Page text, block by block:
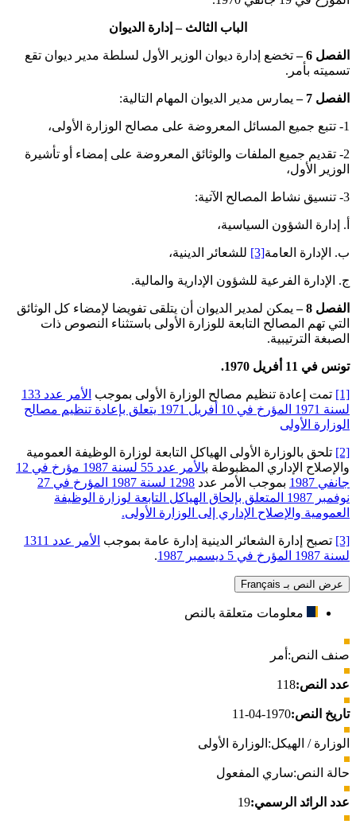
الباب الثالث – إدارة الديوان
الفصل 6 –
تخضع إدارة ديوان الوزير الأول لسلطة مدير ديوان تقع
تسميته بأمر.
الفصل 7 – يمارس مدير الديوان المهام التالية:
1- تتبع جميع المسائل المعروضة على مصالح الوزارة الأولى،
2- تقديم جميع الملفات والوثائق المعروضة على إمضاء أو تأشيرة
الوزير الأول،
3- تنسيق نشاط المصالح الآتية:
‌أ. إدارة الشؤون السياسية،
‌ب. الإدارة العامة[3] للشعائر الدينية،
‌ج. الإدارة الفرعية للشؤون الإدارية والمالية.
الفصل 8 –
يمكن لمدير الديوان أن يتلقى تفويضا لإمضاء كل الوثائق
التي تهم المصالح التابعة للوزارة الأولى باستثناء النصوص ذات
الصبغة الترتيبية.
تونس في 11 أفريل 1970.
[1] تمت إعادة تنظيم مصالح الوزارة الأولى بموجب
الأمر عدد 133
لسنة 1971 المؤرخ في 10 أفريل 1971 يتعلق بإعادة تنظيم مصالح
الوزارة الأولى
[2] تلحق بالوزارة الأولى الهياكل التابعة لوزارة الوظيفة العمومية
والإصلاح الإداري المظبوطة ب
الأمر عدد 55 لسنة 1987 مؤرخ في 12
جانفي 1987
بموجب الأمر عدد
1298 لسنة 1987 المؤرخ في 27
نوفمبر 1987 المتعلق بإلحاق الهياكل التابعة لوزارة الوظيفة
العمومية والإصلاح الإداري إلى الوزارة الأولى.
[3] تصبح إدارة الشعائر الدينية إدارة عامة بموجب
الأمر عدد 1311
لسنة 1987 المؤرخ في 5 ديسمبر 1987
.
عرض النص بـ Français
معلومات متعلقة بالنص
صنف النص: أمر
عدد النص:118
تاريخ النص:1970-04-11
الوزارة / الهيكل: الوزارة الأولى
حالة النص:ساري المفعول
عدد الرائد الرسمي:19